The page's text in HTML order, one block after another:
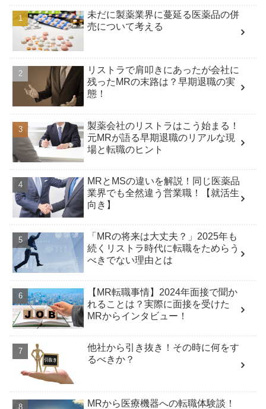
未だに製薬業界に蔓延る医薬品の併
売について考える
リストラで肩叩きにあったが会社に
残ったMRの末路は？早期退職の実
態！
製薬会社のリストラはこう始まる！
元MRが語る早期退職のリアルな現
場と転職のヒント
MRとMSの違いを解説！同じ医薬品
業界でも全然違う営業職！【就活生
向き】
「MRの将来は大丈夫？」2025年も
続くリストラ時代に転職をためらう
べきでない理由とは
【MR転職事情】2024年面接で聞か
れることは？実際に面接を受けた
MRからインタビュー！
他社から引き抜き！その時に何をす
るべきか？
MRから医療機器への転職体験談！